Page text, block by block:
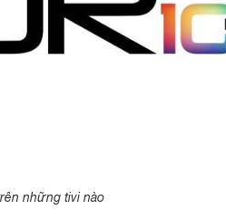
những tivi nào